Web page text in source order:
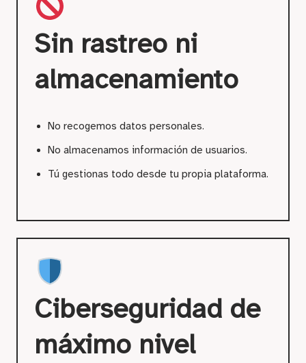
Sin rastreo ni
almacenamiento
No recogemos datos personales.
No almacenamos información de usuarios.
Tú gestionas todo desde tu propia plataforma.
Ciberseguridad de
máximo nivel